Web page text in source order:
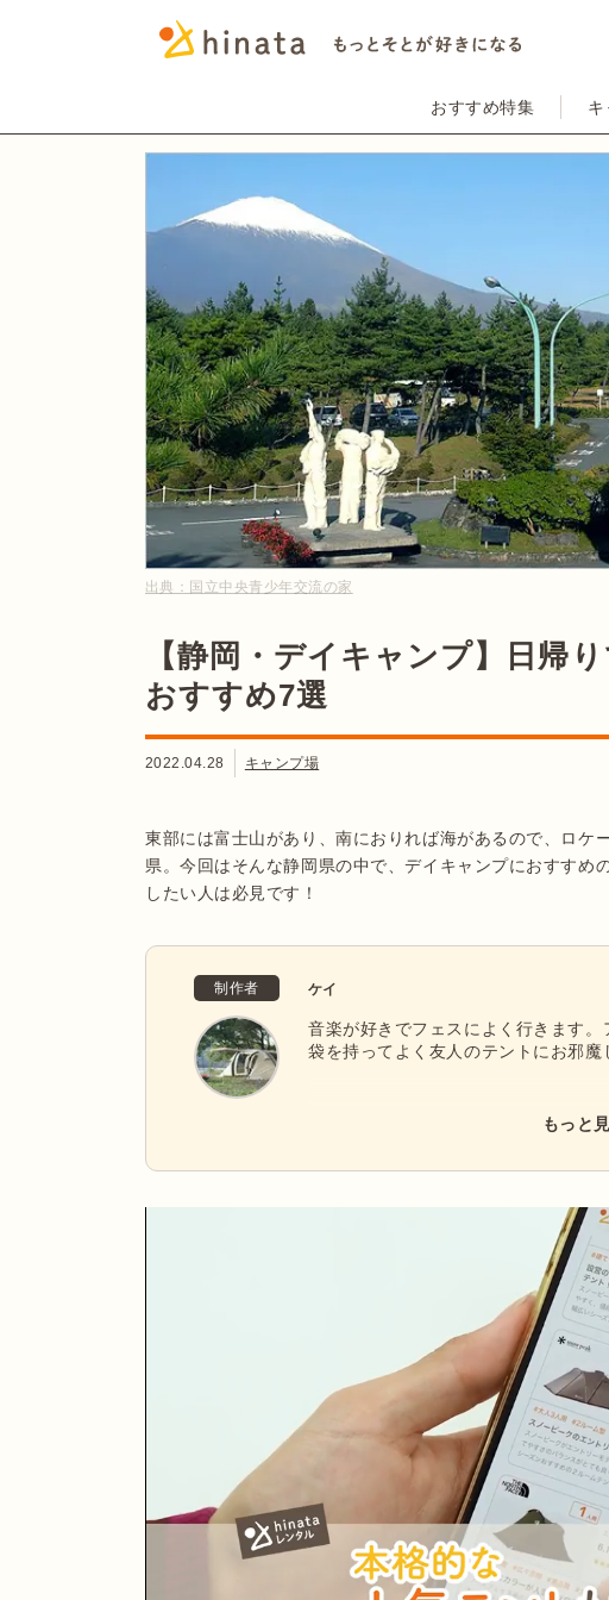
おすすめ特集 キ
出典： 国立中央青少年交流の家
【静岡・デイキャンプ】日帰
おすすめ7選
2022.04.28 キャンプ場
東部には富士山があり、南におりれば海があるので、ロケ
県。今回はそんな静岡県の中で、デイキャンプにおすすめ
したい人は必見です！
制作者 ケイ
音楽が好きでフェスによく行きます
袋を持ってよく友人のテントにお邪魔
もっと